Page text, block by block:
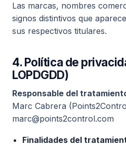
Las marcas, nombres
signos distintivos que
sus respectivos titulares.
4. Política de
LOPDGDD)
Responsable del
Marc Cabrera
marc@points2control.com
Finalidades del